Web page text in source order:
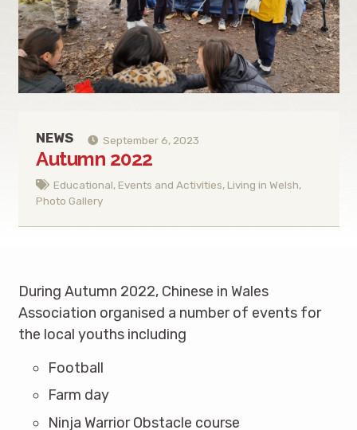
NEWS September 6, 2023
Autumn 2022
Educational, Events and Activities, Living in Welsh,
Photo Gallery
During Autumn 2022, Chinese in Wales
Association organised a number of events for
the local youths including
Football
Farm day
Ninja Warrior Obstacle course